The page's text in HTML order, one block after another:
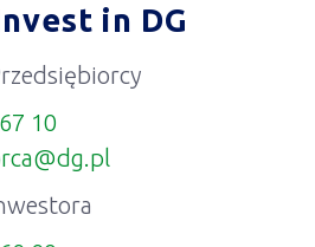
in DG
10